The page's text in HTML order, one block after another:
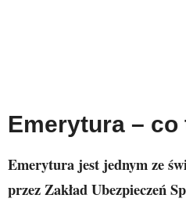
Emerytura – co
Emerytura jest jednym ze
przez Zakład Ubezpieczeń